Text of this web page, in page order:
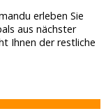
erleben Sie
aus nächster
Ihnen der restliche